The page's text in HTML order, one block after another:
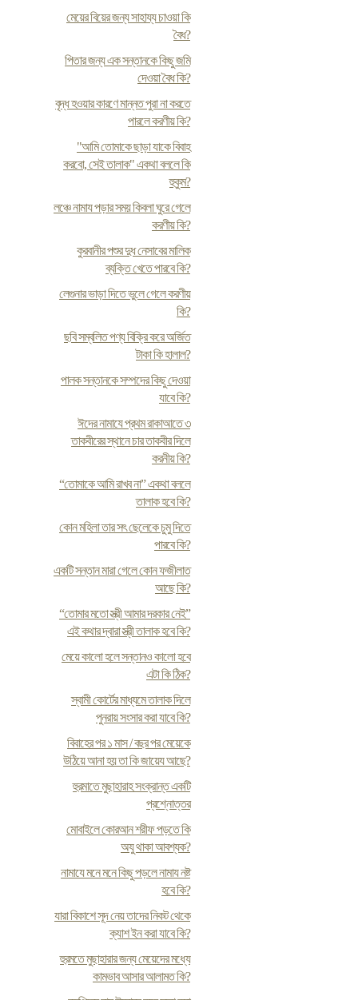
মেয়ের বিয়ের জন্য সাহায্য চাওয়া কি
বৈধ?
পিতার জন্য এক সন্তানকে কিছু জমি
দেওয়া বৈধ কি?
বৃদ্ধ হওয়ার কারণে মান্নত পুরা না করতে
পারলে করণীয় কি?
"আমি তোমাকে ছাড়া যাকে বিবাহ
করবো, সেই তালাক" একথা বললে কি
হুকুম?
লঞ্চে নামায পড়ার সময় কিবলা ঘুরে গেলে
করণীয় কি?
কুরবানীর পশুর দুধ নেসাবের মালিক
ব্যক্তি খেতে পারবে কি?
লেগুনার ভাড়া দিতে ভুলে গেলে করণীয়
কি?
ছবি সম্বলিত পণ্য বিক্রি করে অর্জিত
টাকা কি হালাল?
পালক সন্তানকে সম্পদের কিছু দেওয়া
যাবে কি?
ঈদের নামাযে প্রথম রাকাআতে ৩
তাকবীরের স্থানে চার তাকবীর দিলে
করনীয় কি?
“তোমাকে আমি রাখব না” একথা বললে
তালাক হবে কি?
কোন মহিলা তার সৎ ছেলেকে চুমু দিতে
পারবে কি?
একটি সন্তান মারা গেলে কোন ফজীলাত
আছে কি?
“তোমার মতো স্ত্রী আমার দরকার নেই”
এই কথার দ্বারা স্ত্রী তালাক হবে কি?
মেয়ে কালো হলে সন্তানও কালো হবে
এটা কি ঠিক?
স্বামী কোর্টের মাধ্যমে তালাক দিলে
পুনরায় সংসার করা যাবে কি?
বিবাহের পর ১ মাস / বছর পর মেয়েকে
উঠিয়ে আনা হয় তা কি জায়েয আছে?
হুরমাতে মুছাহারাহ সংক্রান্ত একটি
প্রশ্নোত্তর
মোবাইলে কোরআন শরীফ পড়তে কি
অযু থাকা আবশ্যক?
নামাযে মনে মনে কিছু পড়লে নামায নষ্ট
হবে কি?
যারা বিকাশে সূদ নেয় তাদের নিকট থেকে
ক্যাশ ইন করা যাবে কি?
হুরমতে মুছাহারার জন্য মেয়েদের মধ্যে
কামভাব আসার আলামত কি?